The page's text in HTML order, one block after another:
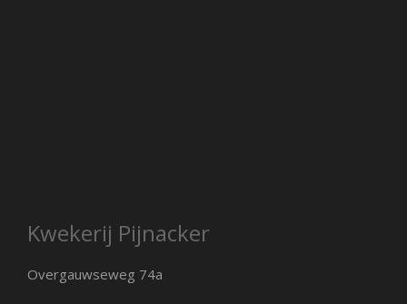
Kwekerij Pijnacker
Overgauwseweg 74a